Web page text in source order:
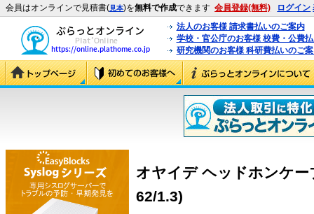
会員はオンラインで見積書(見本)を無料で作成できます 会員登録(無料) ログイン
法人のお客様 請求書払いのご案内
学校・官公庁のお客様 校費・公費
研究機関のお客様 科研費払いのご
オヤイデ ヘッドホンケー
62/1.3)